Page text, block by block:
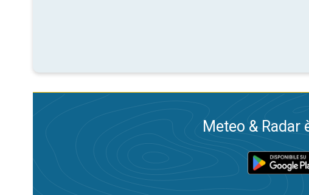
Meteo & Radar